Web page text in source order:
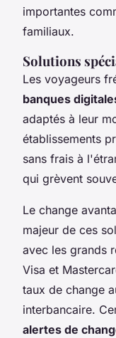
importantes
familiaux.
Solutions
Les voyageurs
banques
adaptés à leur
établissements
sans frais à
qui grèvent
Le change
majeur de ces
avec les grands
Visa et
taux de change
interbancaire.
alertes de